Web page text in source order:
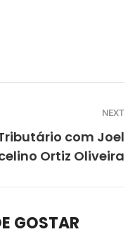
NEXT
com Joel
Ortiz Oliveira
GOSTAR